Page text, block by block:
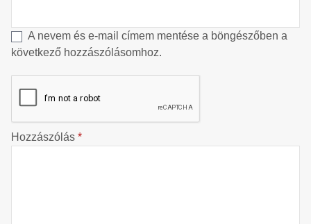
A nevem és e-mail címem mentése a böngészőben a
következő hozzászólásomhoz.
Hozzászólás *